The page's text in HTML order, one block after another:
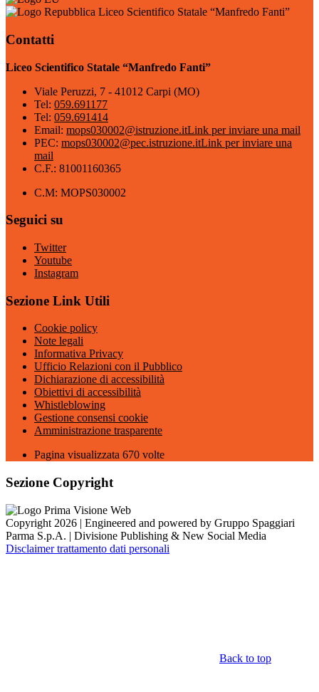
Liceo Scientifico Statale “Manfredo Fanti”
Contatti
Liceo Scientifico Statale “Manfredo Fanti”
Viale Peruzzi, 7 - 41012 Carpi (MO)
Tel: 059.691177
Tel: 059.691414
Email: mops030002@istruzione.itLink per inviare una mail
PEC: mops030002@pec.istruzione.itLink per inviare una
mail
C.F.: 81001160365
C.M: MOPS030002
Seguici su
Twitter
Youtube
Instagram
Sezione Link Utili
Cookie policy
Note legali
Informativa Privacy
Ufficio Relazioni con il Pubblico
Dichiarazione di accessibilità
Obiettivi di accessibilità
Whistleblowing
Gestione consensi cookie
Amministrazione trasparente
Pagina visualizzata 670 volte
Sezione Copyright
Copyright 2026 | Engineered and powered by Gruppo Spaggiari
Parma S.p.A. | Divisione Publishing & New Social Media
Disclaimer trattamento dati personali
Back to top